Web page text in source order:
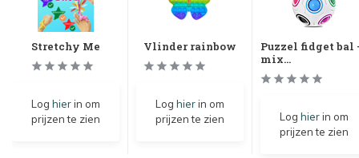
Stretchy Me
Log hierin om
prijzen te zien
Vlinder rainbow
Log hierin om
prijzen te zien
Puzzel fidget bal
mix...
Log hierin om
prijzen te zien